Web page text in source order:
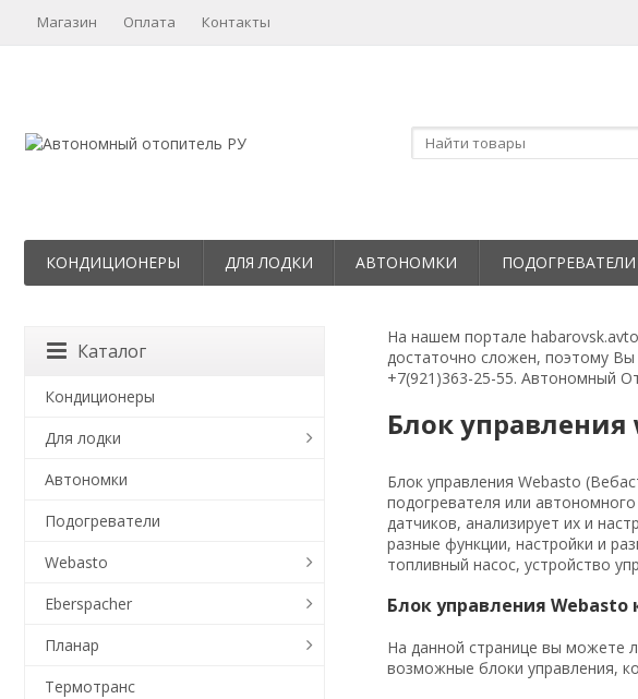
Магазин Оплата Контакты
КОНДИЦИОНЕРЫ ДЛЯ ЛОДКИ АВТОНОМКИ ПОДОГРЕВАТЕЛИ
На нашем портале
достаточно сложен, поэтому
+7(921)363-25-55. Автономный
Блок управления
Блок управления Webasto
подогревателя или
датчиков, анализирует их и
разные функции, настройки и
топливный насос, устройство
Блок управления Webasto
На данной странице вы можете
возможные блоки управления,
Каталог
Кондиционеры
Для лодки
Автономки
Подогреватели
Webasto
Eberspacher
Планар
Термотранс